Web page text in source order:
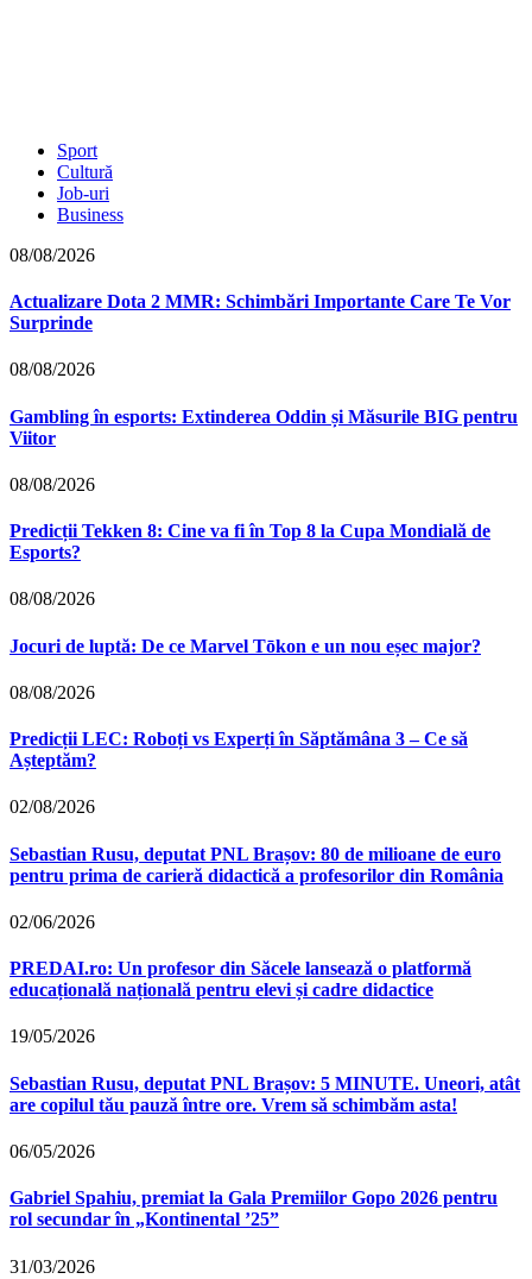
Sport
Cultură
Job-uri
Business
08/08/2026
Actualizare Dota 2 MMR: Schimbări Importante Care Te Vor
Surprinde
08/08/2026
Gambling în esports: Extinderea Oddin și Măsurile BIG pentru
Viitor
08/08/2026
Predicții Tekken 8: Cine va fi în Top 8 la Cupa Mondială de
Esports?
08/08/2026
Jocuri de luptă: De ce Marvel Tōkon e un nou eșec major?
08/08/2026
Predicții LEC: Roboți vs Experți în Săptămâna 3 – Ce să
Așteptăm?
02/08/2026
Sebastian Rusu, deputat PNL Brașov: 80 de milioane de euro
pentru prima de carieră didactică a profesorilor din România
02/06/2026
PREDAI.ro: Un profesor din Săcele lansează o platformă
educațională națională pentru elevi și cadre didactice
19/05/2026
Sebastian Rusu, deputat PNL Brașov: 5 MINUTE. Uneori, atât
are copilul tău pauză între ore. Vrem să schimbăm asta!
06/05/2026
Gabriel Spahiu, premiat la Gala Premiilor Gopo 2026 pentru
rol secundar în „Kontinental ’25”
31/03/2026